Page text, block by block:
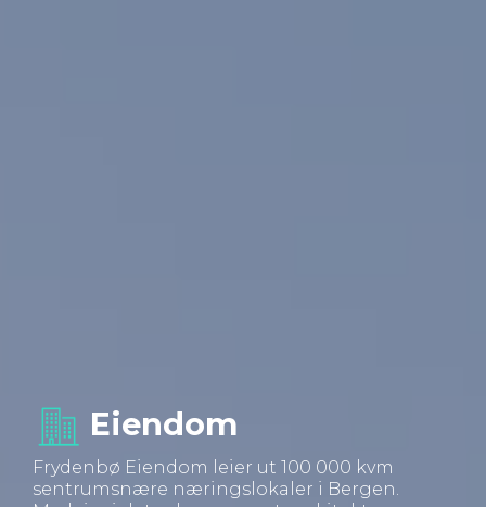
Eiendom
Frydenbø Eiendom leier ut 100 000 kvm
sentrumsnære næringslokaler i Bergen.